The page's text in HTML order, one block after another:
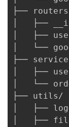
├──
│   ├──
│   ├──
│   └──
├──
│   ├──
│   └──
├──
│   ├──
│   ├──